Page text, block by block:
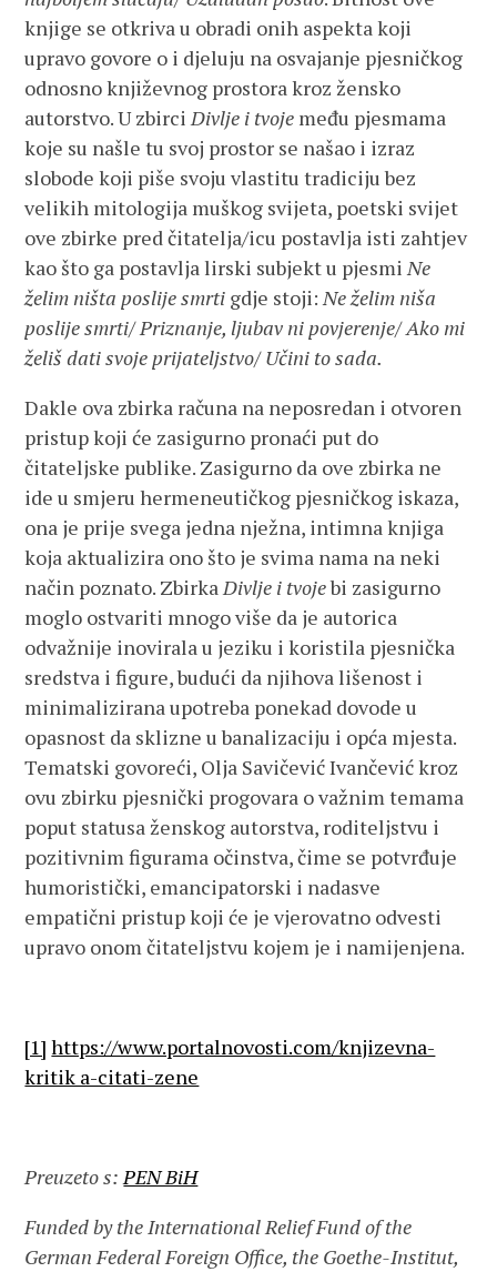
knjige se otkriva u obradi onih aspekta koji
upravo govore o i djeluju na osvajanje pjesničkog
odnosno književnog prostora kroz žensko
autorstvo. U zbirciDivlje i tvoje među pjesmama
koje su našle tu svoj prostor se našao i izraz
slobode koji piše svoju vlastitu tradiciju bez
velikih mitologija muškog svijeta, poetski svijet
ove zbirke pred čitatelja/icu postavlja isti zahtjev
kao što ga postavlja lirski subjekt u pjesmiNe
želim ništa poslije smrti gdje stoji:Ne želim niša
poslije smrti/ Priznanje, ljubav ni povjerenje/ Ako mi
želiš dati svoje prijateljstvo/ Učini to sada.
Dakle ova zbirka računa na neposredan i otvoren
pristup koji će zasigurno pronaći put do
čitateljske publike. Zasigurno da ove zbirka ne
ide u smjeru hermeneutičkog pjesničkog iskaza,
ona je prije svega jedna nježna, intimna knjiga
koja aktualizira ono što je svima nama na neki
način poznato. ZbirkaDivlje i tvojebi zasigurno
moglo ostvariti mnogo više da je autorica
odvažnije inovirala u jeziku i koristila pjesnička
sredstva i figure, budući da njihova lišenost i
minimalizirana upotreba ponekad dovode u
opasnost da sklizne u banalizaciju i opća mjesta.
Tematski govoreći, Olja Savičević Ivančević kroz
ovu zbirku pjesnički progovara o važnim temama
poput statusa ženskog autorstva, roditeljstvu i
pozitivnim figurama očinstva, čime se potvrđuje
humoristički, emancipatorski i nadasve
empatični pristup koji će je vjerovatno odvesti
upravo onom čitateljstvu kojem je i namijenjena.
[1] https://www.portalnovosti.com/knjizevna-
kritik a-citati-zene
Preuzeto s:PEN BiH
Funded by the International Relief Fund of the
German Federal Foreign Office, the Goethe-Institut,